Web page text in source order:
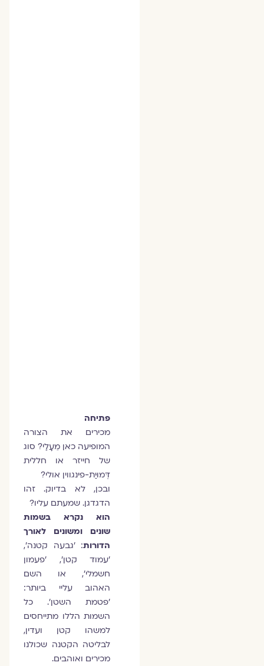
פתיחה
מכירים את הצורה
המופיעה כאן מֵעָלַי? סוג
של חייזר או חללית
דְּמוּיַת-פינגווין אולי?
ובכן, לא בדיוק. זהו
הדגדגן. שמעתם עליו?
הוא נקרא בשמות
שונים ומשונים לאורך
הדורות: 'גבעה קטנה',
'עמוד קטן', 'פעמון
חשמלי', או השם
האהוב עליי ביותר:
'פטמת השטן'. כל
השמות הללו מתייחסים
למשהו קטן ועדין,
לבליטה הקטנה שכולנו
מכירים ואוהבים.